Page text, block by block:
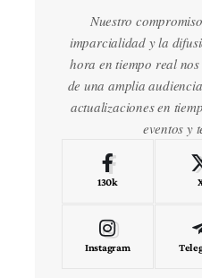
Nuestro
imparcialidad y la
hora en tiempo real
de una amplia
actualizaciones en
eventos y
130k
Instagram